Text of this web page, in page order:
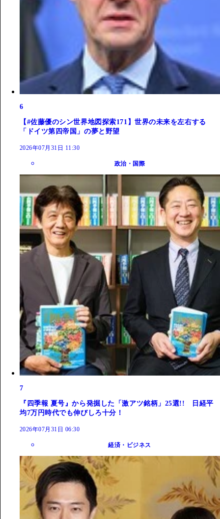
6
【#佐藤優のシン世界地図探索171】世界の未来を左右する
「ドイツ第四帝国」の夢と野望
2026年07月31日 11:30
政治・国際
7
『四季報 夏号』から発掘した「激アツ銘柄」25選!! 日経平
均7万円時代でも伸びしろ十分！
2026年07月31日 06:30
経済・ビジネス